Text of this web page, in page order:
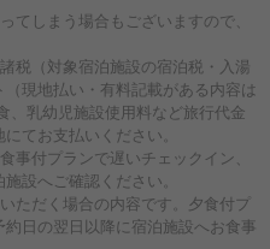
てしまう場合もございますので、
税（対象宿泊施設の宿泊税・入湯
現地払い・有料記載がある内容は
、乳幼児施設使用料など旅行代金
てお支払いください。
事付プランで遅いチェックイン、
設へご確認ください。
ただく場合の内容です。夕食付プ
日の翌日以降に宿泊施設へお食事